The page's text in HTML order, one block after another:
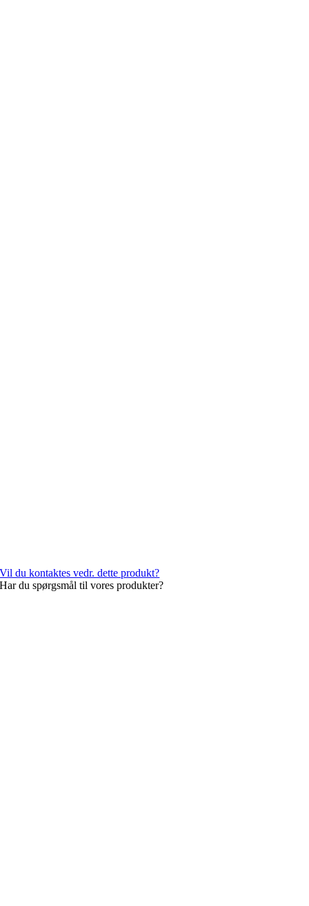
Vil du kontaktes vedr. dette produkt?
Har du spørgsmål til vores produkter?